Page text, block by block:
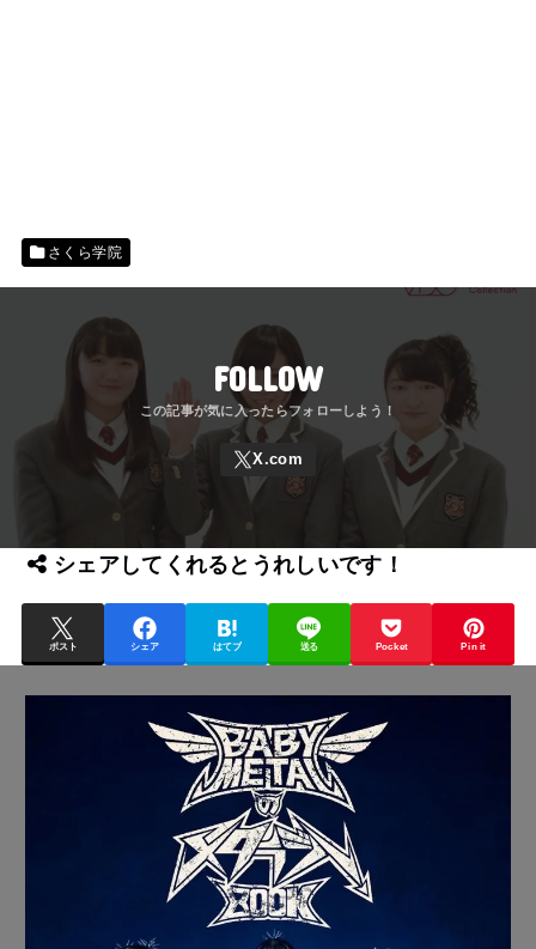
さくら学院
FOLLOW
シェアしてくれるとうれしいです！
ポスト シェア はてブ 送る Pocket Pin it